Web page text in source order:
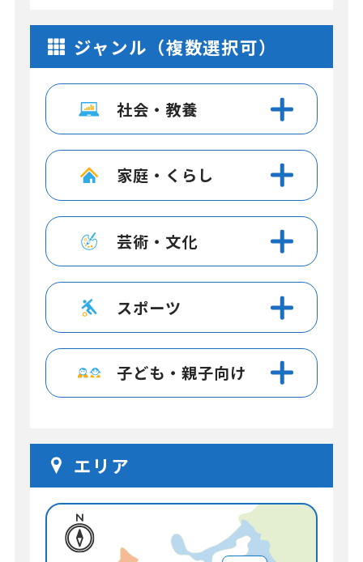
ジャンル（複数選択可）
社会・教養
家庭・くらし
芸術・文化
スポーツ
子ども・親子向け
エリア